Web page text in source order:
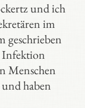
und ich
im
geschrieben
Infektion
Menschen
haben